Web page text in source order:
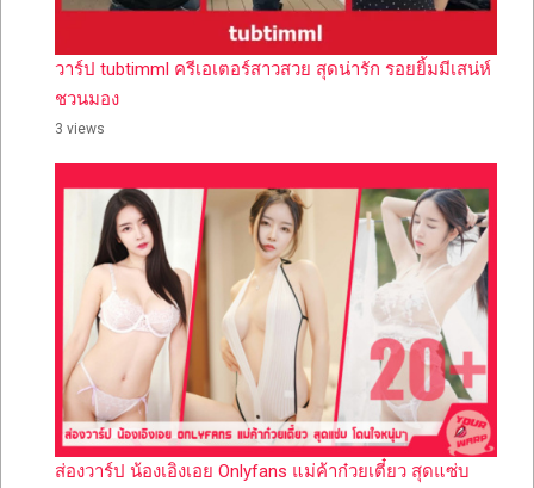
วาร์ป tubtimml ครีเอเตอร์สาวสวย สุดน่ารัก รอยยิ้มมีเสน่ห์
ชวนมอง
3 views
ส่องวาร์ป น้องเอิงเอย Onlyfans แม่ค้าก๋วยเตี๋ยว สุดแซ่บ